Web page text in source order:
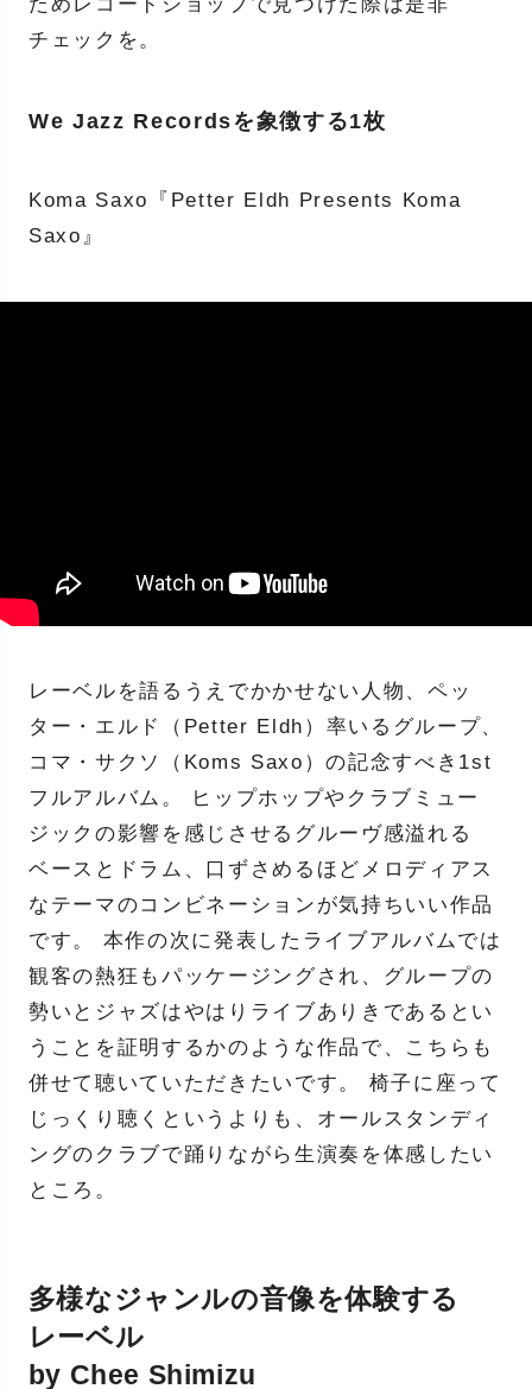
チェックを。
We Jazz Recordsを象徴する1枚
Koma Saxo『Petter Eldh Presents Koma
Saxo』
レーベルを語るうえでかかせない人物、ペッ
ター・エルド（Petter Eldh）率いるグループ、
コマ・サクソ（Koms Saxo）の記念すべき1st
フルアルバム。 ヒップホップやクラブミュー
ジックの影響を感じさせるグルーヴ感溢れる
ベースとドラム、口ずさめるほどメロディアス
なテーマのコンビネーションが気持ちいい作品
です。 本作の次に発表したライブアルバムでは
観客の熱狂もパッケージングされ、グループの
勢いとジャズはやはりライブありきであるとい
うことを証明するかのような作品で、こちらも
併せて聴いていただきたいです。 椅子に座って
じっくり聴くというよりも、オールスタンディ
ングのクラブで踊りながら生演奏を体感したい
ところ。
多様なジャンルの音像を体験する
レーベル
by Chee Shimizu